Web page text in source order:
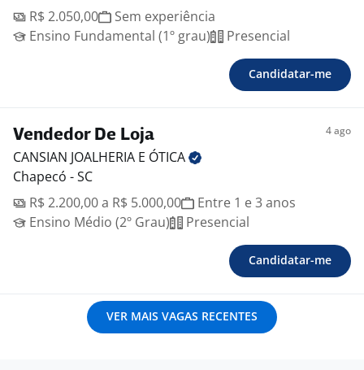
R$ 2.050,00
Sem experiência
Ensino Fundamental (1º grau)
Presencial
Candidatar-me
Vendedor De Loja 4 ago
CANSIAN JOALHERIA E ÓTICA
Chapecó - SC
R$ 2.200,00 a R$ 5.000,00
Entre 1 e 3 anos
Ensino Médio (2º Grau)
Presencial
Candidatar-me
VER MAIS VAGAS RECENTES